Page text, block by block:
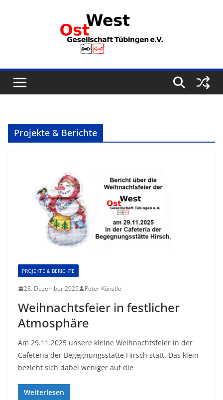
Projekte & Berichte
PROJEKTE & BERICHTE
23. Dezember 2025 Peter Künstle
Weihnachtsfeier in festlicher
Atmosphäre
Am 29.11.2025 unsere kleine Weihnachtsfeier in der
Cafeteria der Begegnungsstätte Hirsch statt. Das klein
bezieht sich dabei weniger auf die
Weiterlesen